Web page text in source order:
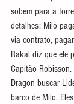
sobem para a
detalhes: Milo
via contrato,
Rakal diz que ele
Capitão
Dragon buscar
barco de Milo.